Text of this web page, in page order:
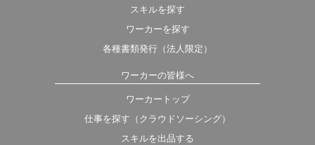
スキルを探す
ワーカーを探す
各種書類発行（法人限定）
ワーカーの皆様へ
ワーカートップ
仕事を探す（クラウドソーシング）
スキルを出品する